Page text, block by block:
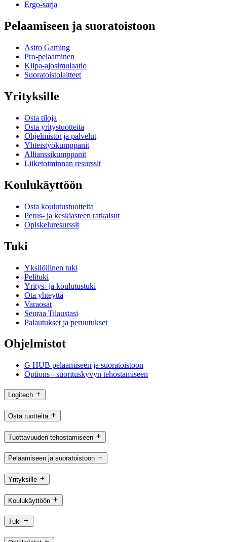
Ergo-sarja
Pelaamiseen ja suoratoistoon
Astro Gaming
Pro-pelaaminen
Kilpa-ajosimulaatio
Suoratoistolaitteet
Yrityksille
Osta tiloja
Osta yritystuotteita
Ohjelmistot ja palvelut
Yhteistyökumppanit
Allianssikumppanit
Liiketoiminnan resurssit
Koulukäyttöön
Osta koulutustuotteita
Perus- ja keskiasteen ratkaisut
Opiskeluresurssit
Tuki
Yksilöllinen tuki
Pelituki
Yritys- ja koulutustuki
Ota yhteyttä
Varaosat
Seuraa Tilaustasi
Palautukset ja peruutukset
Ohjelmistot
G HUB pelaamiseen ja suoratoistoon
Options+ suorituskyvyn tehostamiseen
Logitech
Osta tuotteita
Tuottavuuden tehostamiseen
Pelaamiseen ja suoratoistoon
Yrityksille
Koulukäyttöön
Tuki